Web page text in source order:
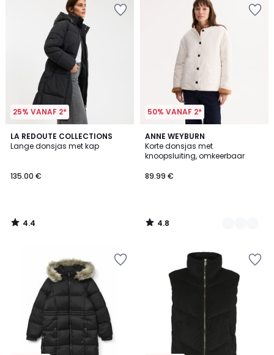
25% VANAF 2*
LA REDOUTE COLLECTIONS
Lange donsjas met kap
135.00 €
4.4
/ 5
4.4
/
50% VANAF 2*
ANNE WEYBURN
Korte donsjas met
knoopsluiting, omkeerbaar
89.99 €
4.8
/ 5
3
Kleuren
4.8
/